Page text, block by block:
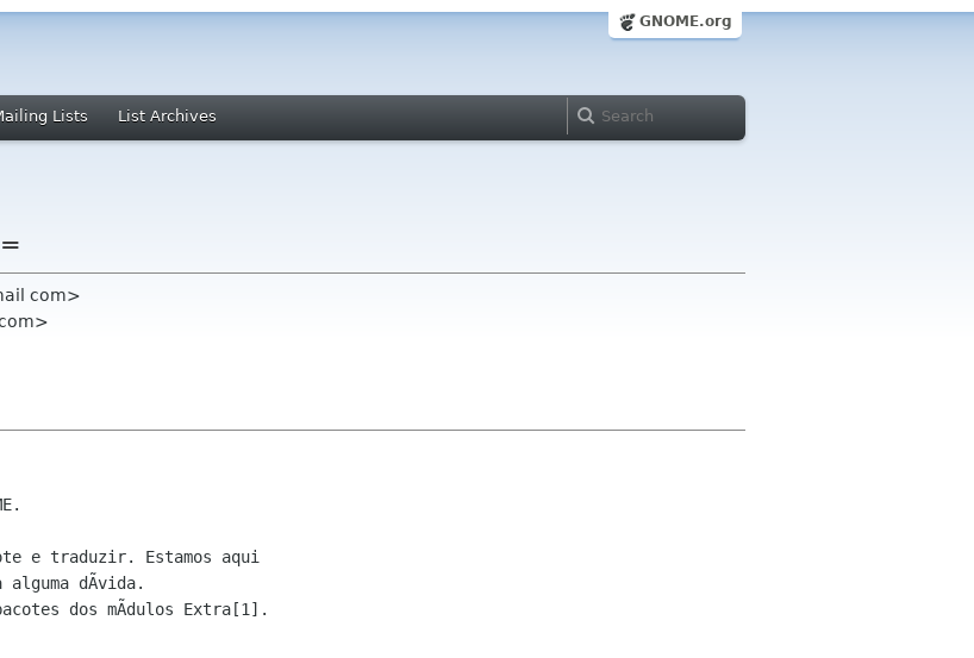
GNOME.org
Lists List Archives
com>
e traduzir. Estamos aqui
dÃvida.
dos mÃdulos Extra[1].